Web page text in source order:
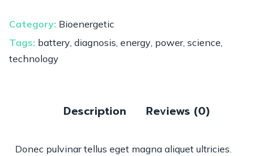
Category: Bioenergetic
Tags: battery, diagnosis, energy, power, science,
technology
Description Reviews (0)
Donec pulvinar tellus eget magna aliquet ultricies.